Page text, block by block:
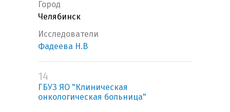
Город
Челябинск
Исследователи
Фадеева Н.В
14
ГБУЗ ЯО "Клиническая
онкологическая больница"